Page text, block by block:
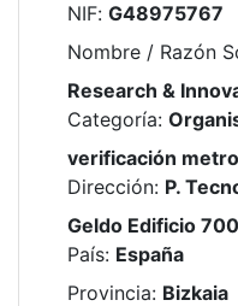
NIF: G48975767
Nombre / Razón
Research &
Categoría:
verificación
Dirección: P.
Geldo Edificio 700
País: España
Provincia: Bizkaia